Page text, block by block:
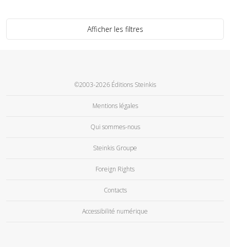
Afficher les filtres
©2003-2026 Éditions Steinkis
Mentions légales
Qui sommes-nous
Steinkis Groupe
Foreign Rights
Contacts
Accessibilité numérique